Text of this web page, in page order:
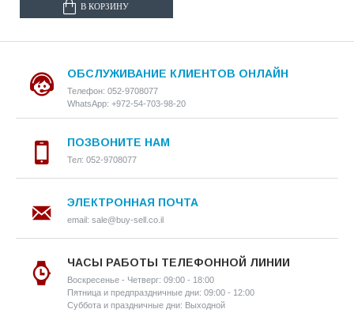
В КОРЗИНУ
ОБСЛУЖИВАНИЕ КЛИЕНТОВ ОНЛАЙН
Телефон: 052-9708077
WhatsApp: +972-54-703-98-20
ПОЗВОНИТЕ НАМ
Тел: 052-9708077
ЭЛЕКТРОННАЯ ПОЧТА
email: sale@buy-sell.co.il
ЧАСЫ РАБОТЫ ТЕЛЕФОННОЙ ЛИНИИ
Воскресенье - Четверг: 09:00 - 18:00
Пятница и предпраздничные дни: 09:00 - 12:00
Суббота и праздничные дни: Выходной